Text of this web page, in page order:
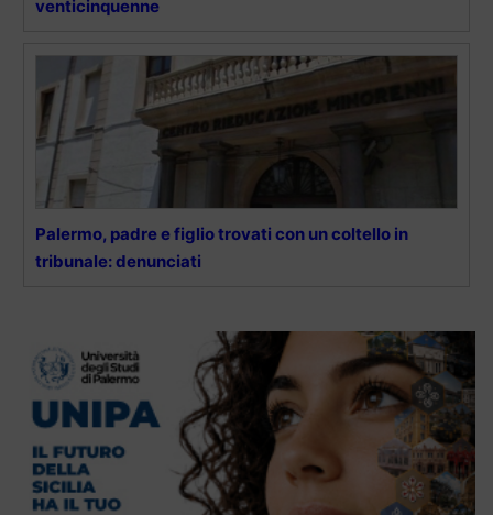
venticinquenne
Palermo, padre e figlio trovati con un coltello in
tribunale: denunciati